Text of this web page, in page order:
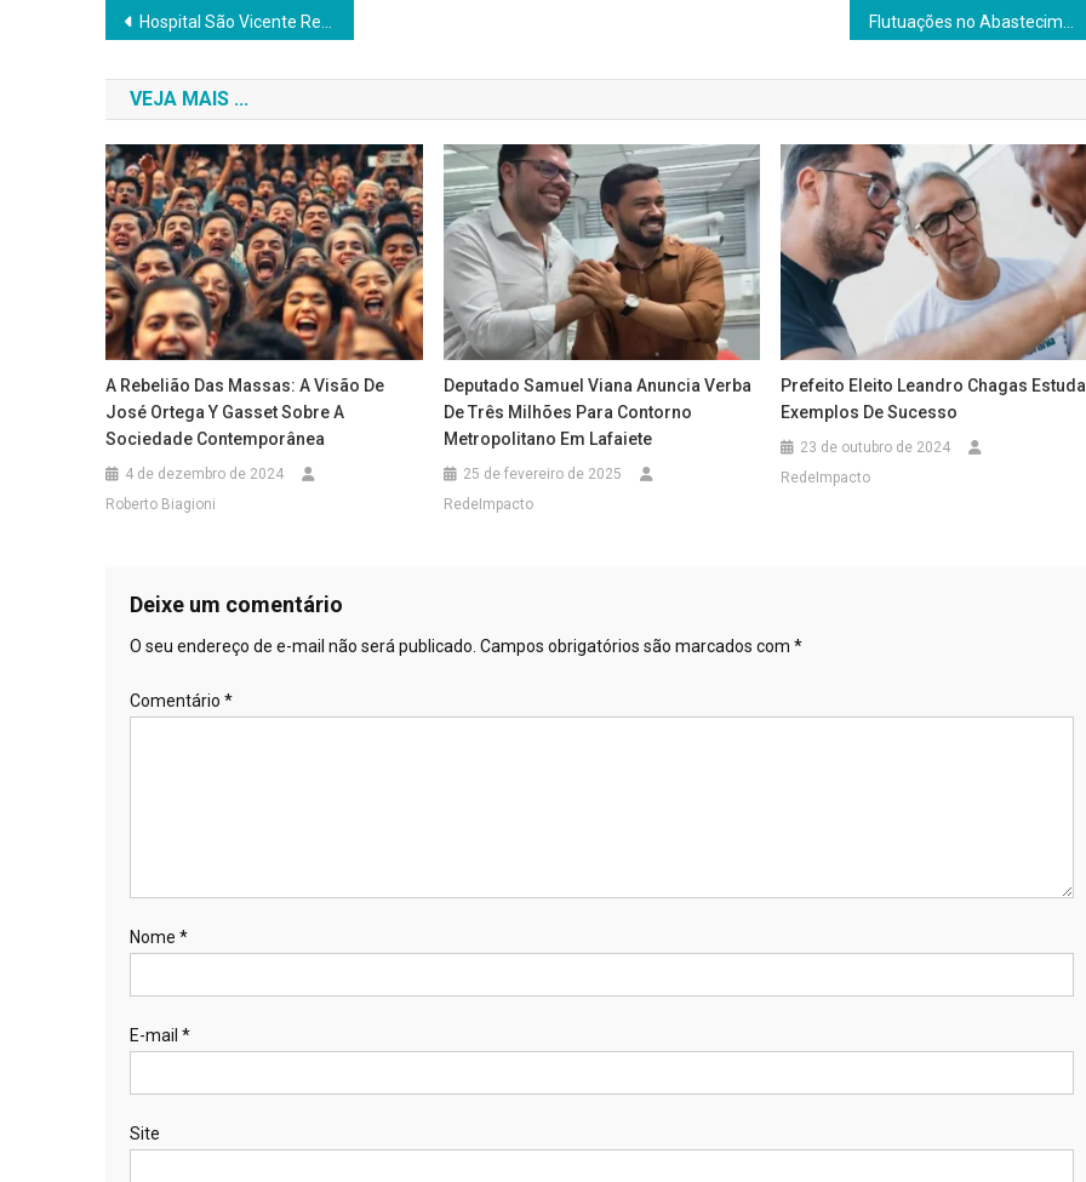
Navegação
de
Post
Hospital São Vicente Recebe R$ 150 mil por iniciativa do Vereador Erivelton Flutuações no Abastecimento: Copasa Relata Problemas na Distribuição de Água em Diversas Cidades
VEJA MAIS ...
A Rebelião Das Massas: A Visão De
José Ortega Y Gasset Sobre A
Sociedade Contemporânea
4 de dezembro de 2024
Roberto Biagioni
Deputado Samuel Viana Anuncia Verba
De Três Milhões Para Contorno
Metropolitano Em Lafaiete
25 de fevereiro de 2025
RedeImpacto
Prefeito Eleito Leandro Chagas Estuda
Exemplos De Sucesso
23 de outubro de 2024
RedeImpacto
Deixe um comentário
O seu endereço de e-mail não será publicado. Campos obrigatórios são marcados com *
Comentário *
Nome *
E-mail *
Site